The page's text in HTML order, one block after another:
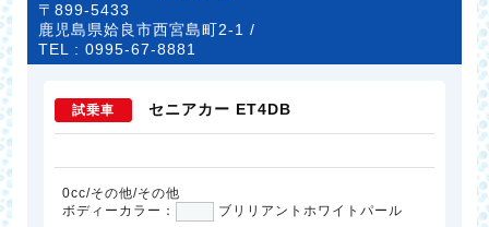
〒899-5433
鹿児島県姶良市西宮島町2-1 /
TEL :0995-67-8881
試乗車 セニアカー ET4DB
0cc/その他/その他
ボディーカラー：
ブリリアントホワイトパール